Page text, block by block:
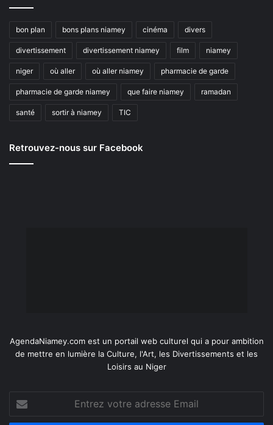
bon plan bons plans niamey cinéma divers
divertissement divertissement niamey film niamey
niger où aller où aller niamey pharmacie de garde
pharmacie de garde niamey que faire niamey ramadan
santé sortir à niamey TIC
Retrouvez-nous sur Facebook
AgendaNiamey.com est un portail web culturel qui a pour ambition
de mettre en lumière la Culture, l'Art, les Divertissements et les
Loisirs au Niger
Entrez
votre